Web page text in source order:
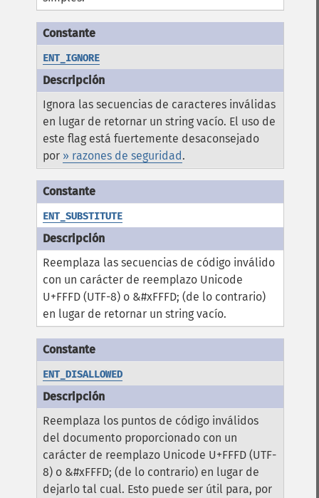
ENT_IGNORE
Ignora las secuencias de caracteres inválidas
en lugar de retornar un string vacío. El uso de
este flag está fuertemente desaconsejado
por » razones de seguridad.
ENT_SUBSTITUTE
Reemplaza las secuencias de código inválido
con un carácter de reemplazo Unicode
U+FFFD (UTF-8) o &#xFFFD; (de lo contrario)
en lugar de retornar un string vacío.
ENT_DISALLOWED
Reemplaza los puntos de código inválidos
del documento proporcionado con un
carácter de reemplazo Unicode U+FFFD (UTF-
8) o &#xFFFD; (de lo contrario) en lugar de
dejarlo tal cual. Esto puede ser útil para, por